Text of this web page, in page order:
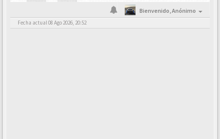
Bienvenido,Anónimo
Fecha actual 08 Ago 2026, 20:52